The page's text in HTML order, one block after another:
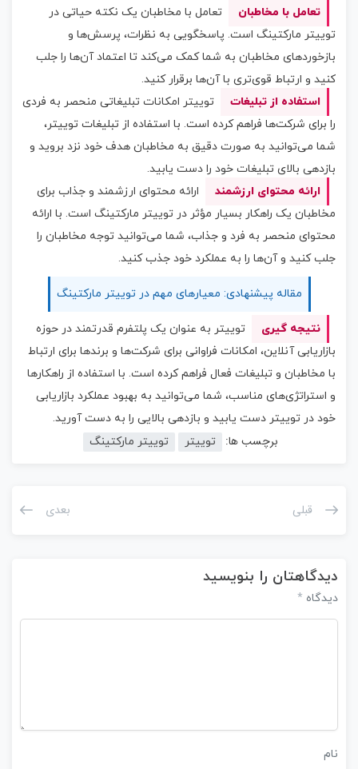
تعامل با مخاطبان
تعامل با مخاطبان یک نکته حیاتی در
توییتر مارکتینگ است. پاسخگویی به نظرات، پرسش‌ها و
بازخوردهای مخاطبان به شما کمک می‌کند تا اعتماد آن‌ها را جلب
کنید و ارتباط قوی‌تری با آن‌ها برقرار کنید.
استفاده از تبلیغات
توییتر امکانات تبلیغاتی منحصر به فردی
را برای شرکت‌ها فراهم کرده است. با استفاده از تبلیغات توییتر،
شما می‌توانید به صورت دقیق به مخاطبان هدف خود نزد بروید و
بازدهی بالای تبلیغات خود را دست یابید.
ارائه محتوای ارزشمند
ارائه محتوای ارزشمند و جذاب برای
مخاطبان یک راهکار بسیار مؤثر در توییتر مارکتینگ است. با ارائه
محتوای منحصر به فرد و جذاب، شما می‌توانید توجه مخاطبان را
جلب کنید و آن‌ها را به عملکرد خود جذب کنید.
مقاله پیشنهادی: معیارهای مهم در توییتر مارکتینگ
نتیجه گیری
توییتر به عنوان یک پلتفرم قدرتمند در حوزه
بازاریابی آنلاین، امکانات فراوانی برای شرکت‌ها و برندها برای ارتباط
با مخاطبان و تبلیغات فعال فراهم کرده است. با استفاده از راهکارها
و استراتژی‌های مناسب، شما می‌توانید به بهبود عملکرد بازاریابی
خود در توییتر دست یابید و بازدهی بالایی را به دست آورید.
برچسب ها: توییتر توییتر مارکتینگ
قبلی بعدی
دیدگاهتان را بنویسید
دیدگاه *
نام